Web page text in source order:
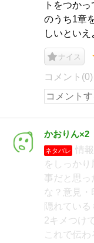
トをつか
のうち1章
しいといえ
ナイス
コメント(0)
かおりん×2
ネタバレ
情
をしっか
事だと思っ
な？意見・
隠れてい
2キメつけ
これで伝